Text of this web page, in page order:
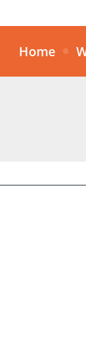
Home